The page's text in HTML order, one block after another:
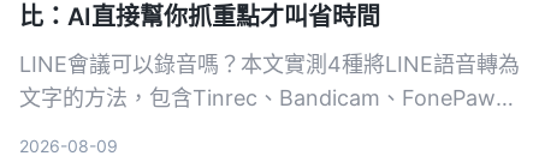
比：AI直接幫你抓重點才叫省時間
LINE會議可以錄音嗎？本文實測4種將LINE語音轉為
文字的方法，包含Tinrec、Bandicam、FonePaw與
2026-08-09